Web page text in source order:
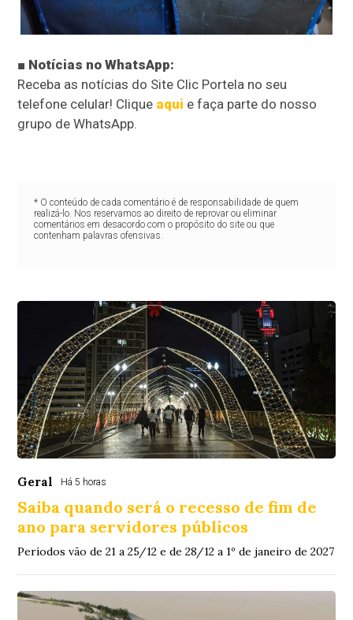
■ Notícias no WhatsApp:
Receba as notícias do Site Clic Portela no seu
telefone celular! Clique aqui e faça parte do nosso
grupo de WhatsApp.
* O conteúdo de cada comentário é de responsabilidade de quem
realizá-lo. Nos reservamos ao direito de reprovar ou eliminar
comentários em desacordo com o propósito do site ou que
contenham palavras ofensivas.
Geral Há 5 horas
Saiba quando será o recesso de fim de
ano para servidores públicos
Períodos vão de 21 a 25/12 e de 28/12 a 1º de janeiro de 2027